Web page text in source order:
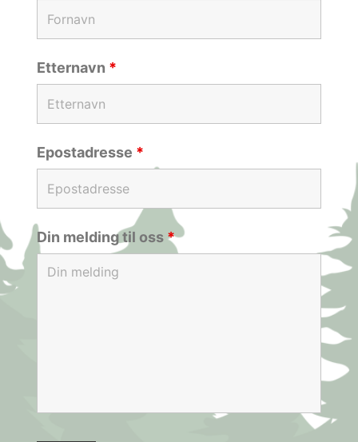
Etternavn *
Epostadresse *
Din melding til oss *